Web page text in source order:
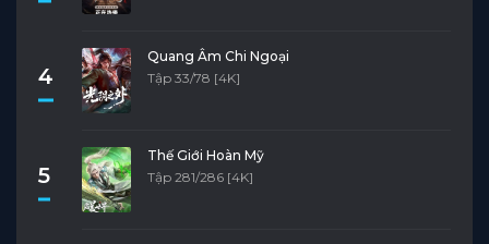
4
Quang Âm Chi Ngoại
Tập 33/78 [4K]
5
Thế Giới Hoàn Mỹ
Tập 281/286 [4K]